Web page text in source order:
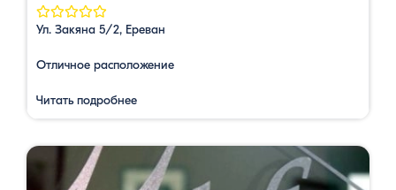
Ул. Закяна 5/2, Ереван
Отличное расположение
Читать подробнее